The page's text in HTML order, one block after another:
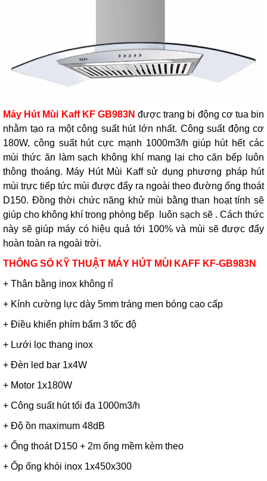
Máy Hút Mùi Kaff KF GB983N được trang bị động cơ tua bin
nhằm tạo ra một công suất hút lớn nhất. Công suất động cơ
180W, công suất hút cực mạnh 1000m3/h giúp hút hết các
mùi thức ăn làm sạch không khí mang lại cho căn bếp luôn
thông thoáng. Máy Hút Mùi Kaff sử dụng phương pháp hút
mùi trực tiếp tức mùi được đẩy ra ngoài theo đường ống thoát
D150. Đồng thời chức năng khử mùi bằng than hoạt tính sẽ
giúp cho không khí trong phòng bếp luôn sạch sẽ . Cách thức
này sẽ giúp máy có hiệu quả tới 100% và mùi sẽ được đẩy
hoàn toàn ra ngoài trời.
THÔNG SỐ KỸ THUẬT MÁY HÚT MÙI KAFF KF-GB983N
+ Thân bằng inox không rỉ
+ Kính cường lực dày 5mm tráng men bóng cao cấp
+ Điều khiển phím bấm 3 tốc độ
+ Lưới lọc thang inox
+ Đèn led bar 1x4W
+ Motor 1x180W
+ Công suất hút tối đa 1000m3/h
+ Độ ồn maximum 48dB
+ Ống thoát D150 + 2m ống mềm kèm theo
+ Ốp ống khói inox 1x450x300